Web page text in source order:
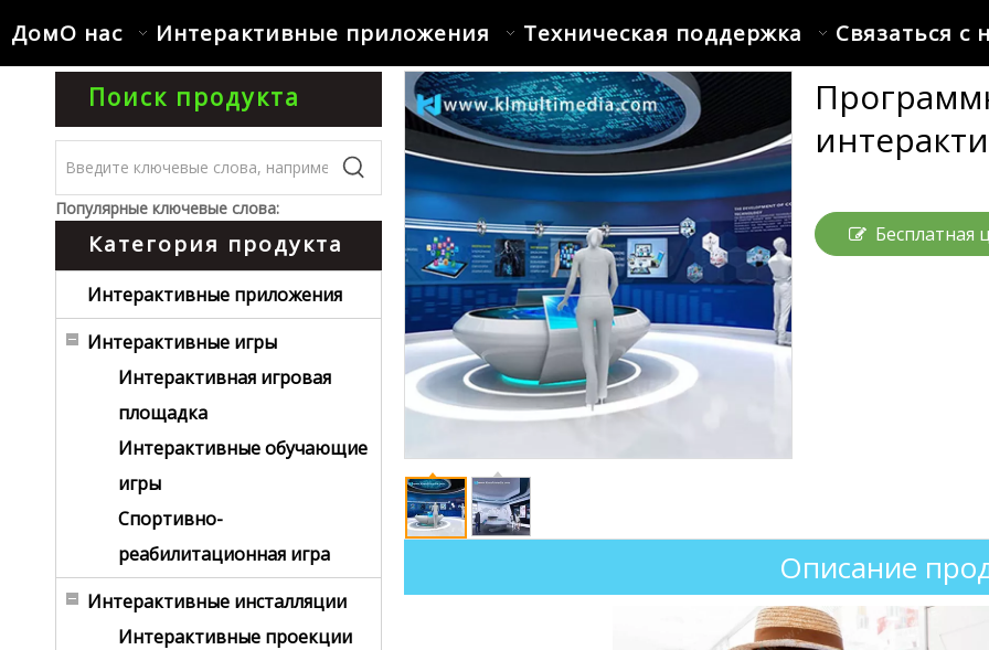
ДомО нас Интерактивные приложения Техническая поддержка Связаться с
Поиск продукта
Популярные ключевые слова:
Категория продукта
Интерактивные приложения
Интерактивные игры
Интерактивная игровая
площадка
Интерактивные обучающие
игры
Спортивно-
реабилитационная игра
Интерактивные инсталляции
Интерактивные проекции
Бесплатная
Описание